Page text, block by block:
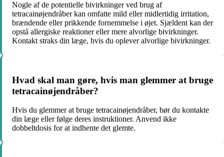
Nogle af de potentielle bivirkninger ved brug af
tetracainøjendråber kan omfatte mild eller midlertidig irritation,
brændende eller prikkende fornemmelse i øjet. Sjældent kan der
opstå allergiske reaktioner eller mere alvorlige bivirkninger.
Kontakt straks din læge, hvis du oplever alvorlige bivirkninger.
Hvad skal man gøre, hvis man glemmer at bruge
tetracainøjendråber?
Hvis du glemmer at bruge tetracainøjendråber, bør du kontakte
din læge eller følge deres instruktioner. Anvend ikke
dobbeltdosis for at indhente det glemte.